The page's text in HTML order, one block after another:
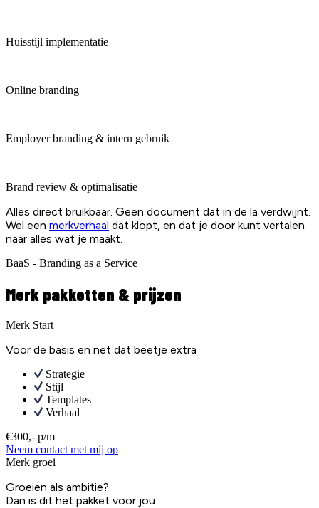
Huisstijl implementatie
Online branding
Employer branding & intern gebruik
Brand review & optimalisatie
Alles direct bruikbaar. Geen document dat in de la verdwijnt.
Wel een merkverhaal dat klopt, en dat je door kunt vertalen
naar alles wat je maakt.
BaaS - Branding as a Service
Merk pakketten & prijzen
Merk Start
Voor de basis en net dat beetje extra
Strategie
Stijl
Templates
Verhaal
€300,- p/m
Neem contact met mij op
Merk groei
Groeien als ambitie?
Dan is dit het pakket voor jou